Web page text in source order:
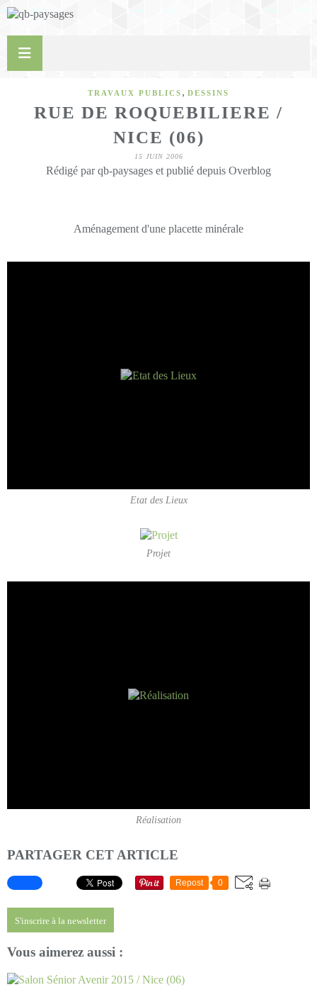
TRAVAUX PUBLICS , DESSINS
RUE DE ROQUEBILIERE /
NICE (06)
15 JUIN 2006
Rédigé par qb-paysages et publié depuis Overblog
Aménagement d'une placette minérale
Etat des Lieux
Projet
Réalisation
PARTAGER CET ARTICLE
Repost 0
S'inscrire à la newsletter
Vous aimerez aussi :